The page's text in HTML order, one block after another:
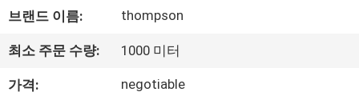
품
회
Rubber
Technology
(Hebei)
Ltd.
All
브랜드 이름: thompson
최소 주문 수량: 1000 미터
가격: negotiable